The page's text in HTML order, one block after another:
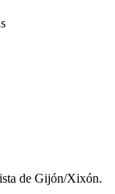
de Gijón/Xixón.